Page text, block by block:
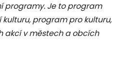
programy. Je to program
program pro kulturu,
akcí v městech a obcích